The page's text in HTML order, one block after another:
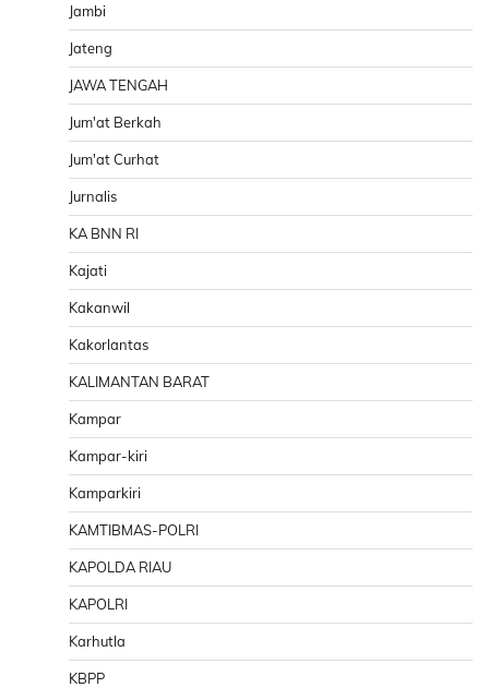
Jambi
Jateng
JAWA TENGAH
Jum'at Berkah
Jum'at Curhat
Jurnalis
KA BNN RI
Kajati
Kakanwil
Kakorlantas
KALIMANTAN BARAT
Kampar
Kampar-kiri
Kamparkiri
KAMTIBMAS-POLRI
KAPOLDA RIAU
KAPOLRI
Karhutla
KBPP